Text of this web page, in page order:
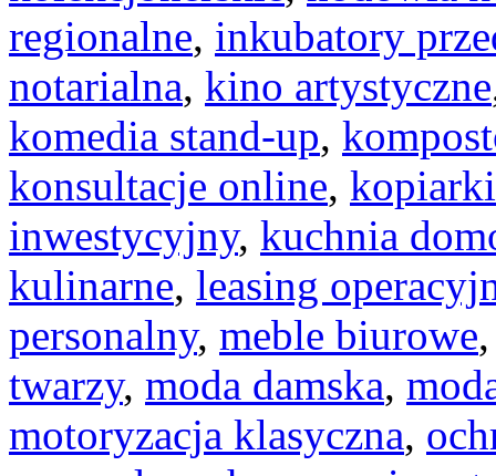
regionalne, inkubatory
notarialna, kino artystyczne
komedia stand-up,
konsultacje online, kopiarki
inwestycyjny, kuchnia
kulinarne, leasing
personalny, meble biurowe
twarzy, moda damska,
motoryzacja klasyczna,